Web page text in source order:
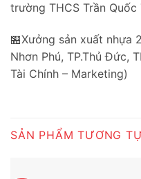
trường THCS Trần Quốc
🏪Xưởng sản xuất nhựa
Nhơn Phú, TP.Thủ Đức,
Tài Chính – Marketing)
SẢN PHẨM TƯƠNG